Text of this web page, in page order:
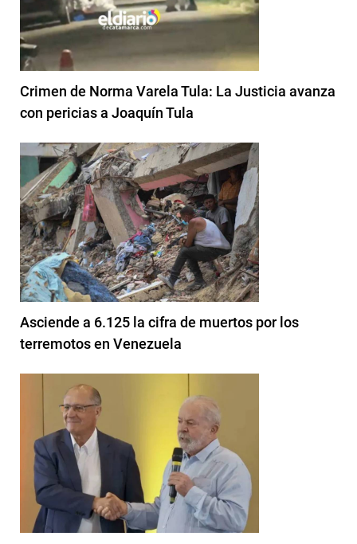
Crimen de Norma Varela Tula: La Justicia avanza
con pericias a Joaquín Tula
Asciende a 6.125 la cifra de muertos por los
terremotos en Venezuela